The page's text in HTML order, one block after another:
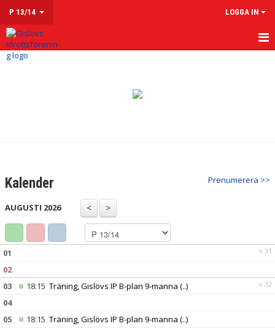
P 13/14 LOGGA IN
HEM
Prenumerera >>
Kalender
AUGUSTI 2026
v.31
01
02
v.32
03 18:15 Träning, Gislövs IP B-plan 9-manna (..)
04
05
18:15 Träning, Gislövs IP B-plan 9-manna (..)